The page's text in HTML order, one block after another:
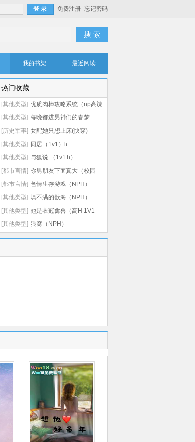
免费注册 忘记密码
搜 索
我的书架 最近阅读
热门收藏
[其他类型] 优质肉棒攻略系统（np高辣
文）
[其他类型] 每晚都进男神们的春梦
（NPH）
[历史军事] 女配她只想上床(快穿)
[其他类型] 同居（1v1）h
[其他类型] 与狐说 （1v1 h）
[都市言情] 你男朋友下面真大（校园
np 高h）
[都市言情] 色情生存游戏（NPH）
[其他类型] 填不满的欲海（NPH）
[其他类型] 他是衣冠禽兽（高H 1V1
SC）
[其他类型] 狼窝（NPH）